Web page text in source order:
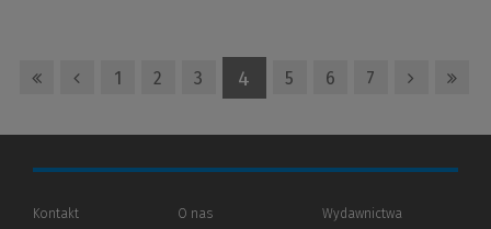
1 2 3 4 5 6 7
Kontakt
O nas
Wydawnictwa